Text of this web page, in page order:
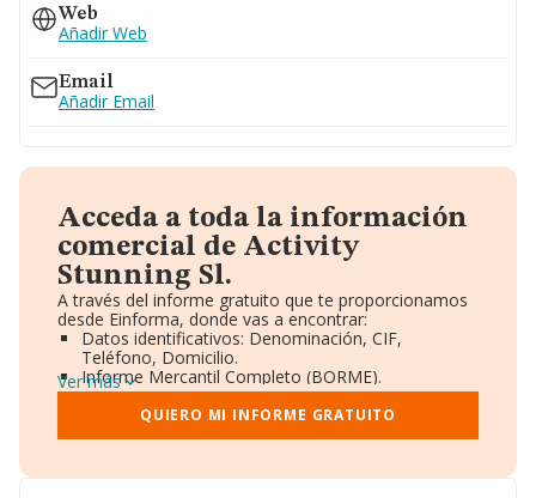
Web
Añadir Web
Email
Añadir Email
Acceda a toda la información
comercial de Activity
Stunning Sl.
A través del informe gratuito que te proporcionamos
desde Einforma, donde vas a encontrar:
Datos identificativos: Denominación, CIF,
Teléfono, Domicilio.
Informe Mercantil Completo (BORME).
Gráficos de Evolución Ventas y Empleados.
Consejo de Administración y Administradores.
Directivos y Ejecutivos.
Ver más
QUIERO MI INFORME GRATUITO